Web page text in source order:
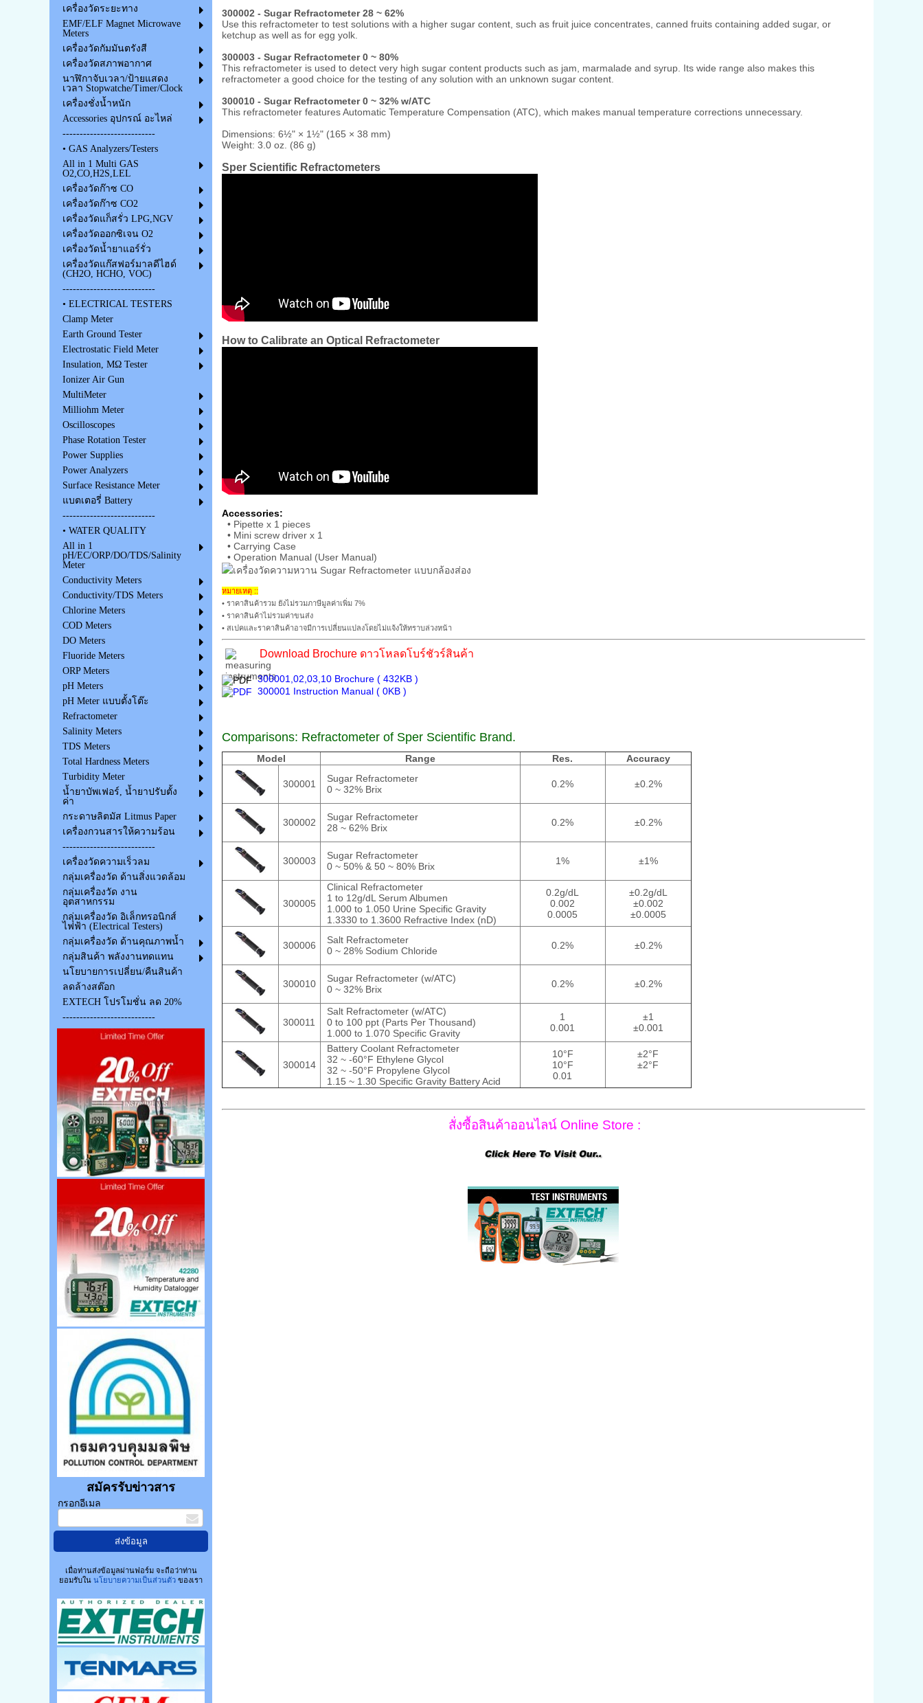
เครื่องวัดระยะทาง
EMF/ELF Magnet Microwave
Meters
เครื่องวัดกัมมันตรังสี
เครื่องวัดสภาพอากาศ
นาฬิกาจับเวลา/ป้ายแสดง
เวลา Stopwatche/Timer/Clock
เครื่องชั่งน้ำหนัก
Accessories อุปกรณ์ อะไหล่
---------------------------
• GAS Analyzers/Testers
All in 1 Multi GAS
O2,CO,H2S,LEL
เครื่องวัดก๊าซ CO
เครื่องวัดก๊าซ CO2
เครื่องวัดแก็สรั่ว LPG,NGV
เครื่องวัดออกซิเจน O2
เครื่องวัดน้ำยาแอร์รั่ว
เครื่องวัดแก๊สฟอร์มาลดีไฮด์
(CH2O, HCHO, VOC)
---------------------------
• ELECTRICAL TESTERS
Clamp Meter
Earth Ground Tester
Electrostatic Field Meter
Insulation, MΩ Tester
Ionizer Air Gun
MultiMeter
Milliohm Meter
Oscilloscopes
Phase Rotation Tester
Power Supplies
Power Analyzers
Surface Resistance Meter
แบตเตอรี่ Battery
---------------------------
• WATER QUALITY
All in 1
pH/EC/ORP/DO/TDS/Salinity
Meter
Conductivity Meters
Conductivity/TDS Meters
Chlorine Meters
COD Meters
DO Meters
Fluoride Meters
ORP Meters
pH Meters
pH Meter แบบตั้งโต๊ะ
Refractometer
Salinity Meters
TDS Meters
Total Hardness Meters
Turbidity Meter
น้ำยาบัพเฟอร์, น้ำยาปรับตั้ง
ค่า
กระดาษลิตมัส Litmus Paper
เครื่องกวนสารให้ความร้อน
---------------------------
เครื่องวัดความเร็วลม
กลุ่มเครื่องวัด ด้านสิ่งแวดล้อม
กลุ่มเครื่องวัด งาน
อุตสาหกรรม
กลุ่มเครื่องวัด อิเล็กทรอนิกส์
ไฟฟ้า (Electrical Testers)
กลุ่มเครื่องวัด ด้านคุณภาพน้ำ
กลุ่มสินค้า พลังงานทดแทน
นโยบายการเปลี่ยน/คืนสินค้า
ลดล้างสต๊อก
EXTECH โปรโมชั่น ลด 20%
---------------------------
สมัครรับข่าวสาร
กรอกอีเมล
เมื่อท่านส่งข้อมูลผ่านฟอร์ม จะถือว่าท่าน
ยอมรับใน นโยบายความเป็นส่วนตัวของเรา
300002 - Sugar Refractometer 28 ~ 62%
Use this refractometer to test solutions with a higher sugar content, such as fruit juice concentrates, canned fruits containing added sugar, or
ketchup as well as for egg yolk.
300003 - Sugar Refractometer 0 ~ 80%
This refractometer is used to detect very high sugar content products such as jam, marmalade and syrup. Its wide range also makes this
refractometer a good choice for the testing of any solution with an unknown sugar content.
300010 - Sugar Refractometer 0 ~ 32% w/ATC
This refractometer features Automatic Temperature Compensation (ATC), which makes manual temperature corrections unnecessary.
Dimensions: 6½" × 1½" (165 × 38 mm)
Weight: 3.0 oz. (86 g)
Sper Scientific Refractometers
How to Calibrate an Optical Refractometer
Accessories:
• Pipette x 1 pieces
• Mini screw driver x 1
• Carrying Case
• Operation Manual (User Manual)
หมายเหตุ ::
• ราคาสินค้ารวม ยังไม่รวมภาษีมูลค่าเพิ่ม 7%
• ราคาสินค้าไม่รวมค่าขนส่ง
• สเปคและราคาสินค้าอาจมีการเปลี่ยนแปลงโดยไม่แจ้งให้ทราบล่วงหน้า
Download Brochure ดาวโหลดโบร์ชัวร์สินค้า
300001,02,03,10 Brochure ( 432KB )
300001 Instruction Manual ( 0KB )
Comparisons: Refractometer of Sper Scientific Brand.
Model Range Res. Accuracy
300001
Sugar Refractometer
0 ~ 32% Brix
0.2% ±0.2%
300002
Sugar Refractometer
28 ~ 62% Brix
0.2% ±0.2%
300003
Sugar Refractometer
0 ~ 50% & 50 ~ 80% Brix
1% ±1%
300005
Clinical Refractometer
1 to 12g/dL Serum Albumen
1.000 to 1.050 Urine Specific Gravity
1.3330 to 1.3600 Refractive Index (nD)
0.2g/dL
0.002
0.0005
±0.2g/dL
±0.002
±0.0005
300006
Salt Refractometer
0 ~ 28% Sodium Chloride
0.2% ±0.2%
300010 Sugar Refractometer (w/ATC)
0 ~ 32% Brix
0.2% ±0.2%
300011
Salt Refractometer(w/ATC)
0 to 100 ppt (Parts Per Thousand)
1.000 to 1.070 Specific Gravity
1
0.001
±1
±0.001
300014
Battery Coolant Refractometer
32 ~ -60°F Ethylene Glycol
32 ~ -50°F Propylene Glycol
1.15 ~ 1.30 Specific Gravity Battery Acid
10°F
10°F
0.01
±2°F
±2°F
สั่งซื้อสินค้าออนไลน์ Online Store :